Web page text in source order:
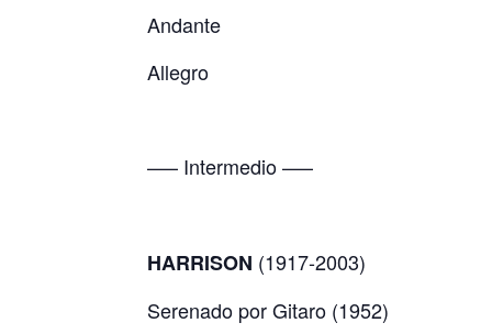
Andante
Allegro
—– Intermedio —–
HARRISON (1917-2003)
Serenado por Gitaro (1952)